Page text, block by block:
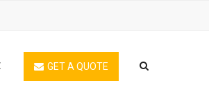
GET A QUOTE